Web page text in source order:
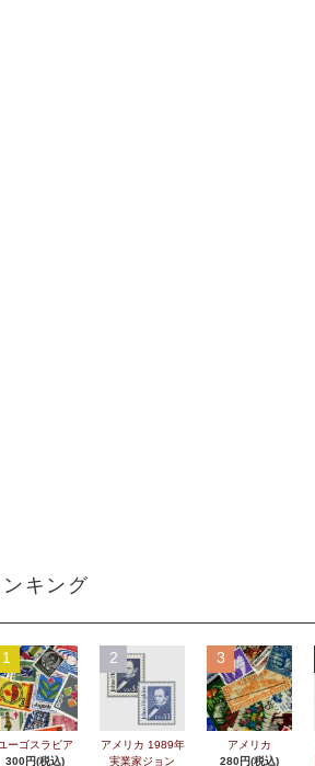
ンキング
1
ーゴスラビア
300円(税込)
2
アメリカ 1989年
実業家ジョン
3
アメリカ
280円(税込)